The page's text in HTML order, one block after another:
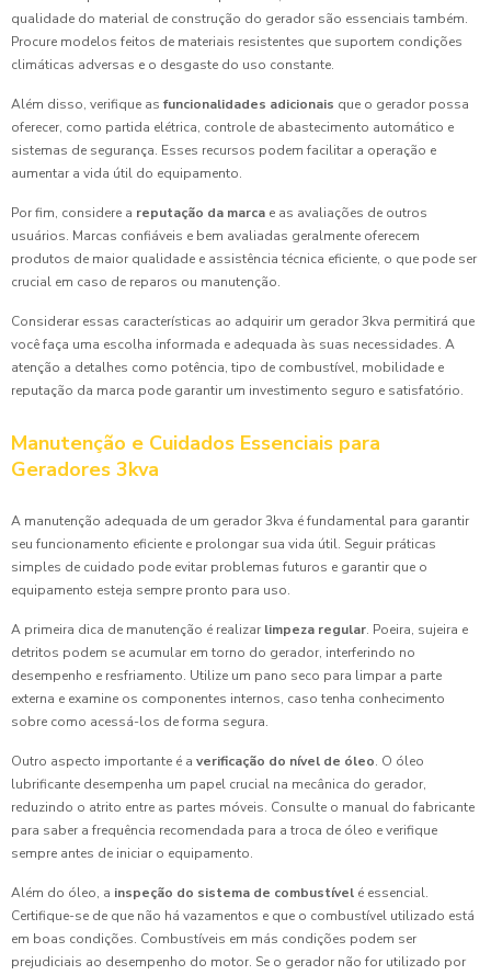
qualidade do material de construção do gerador são essenciais também.
Procure modelos feitos de materiais resistentes que suportem condições
climáticas adversas e o desgaste do uso constante.
Além disso, verifique as funcionalidades adicionais que o gerador possa
oferecer, como partida elétrica, controle de abastecimento automático e
sistemas de segurança. Esses recursos podem facilitar a operação e
aumentar a vida útil do equipamento.
Por fim, considere a reputação da marca e as avaliações de outros
usuários. Marcas confiáveis e bem avaliadas geralmente oferecem
produtos de maior qualidade e assistência técnica eficiente, o que pode ser
crucial em caso de reparos ou manutenção.
Considerar essas características ao adquirir um gerador 3kva permitirá que
você faça uma escolha informada e adequada às suas necessidades. A
atenção a detalhes como potência, tipo de combustível, mobilidade e
reputação da marca pode garantir um investimento seguro e satisfatório.
Manutenção e Cuidados Essenciais para
Geradores 3kva
A manutenção adequada de um gerador 3kva é fundamental para garantir
seu funcionamento eficiente e prolongar sua vida útil. Seguir práticas
simples de cuidado pode evitar problemas futuros e garantir que o
equipamento esteja sempre pronto para uso.
A primeira dica de manutenção é realizar limpeza regular. Poeira, sujeira e
detritos podem se acumular em torno do gerador, interferindo no
desempenho e resfriamento. Utilize um pano seco para limpar a parte
externa e examine os componentes internos, caso tenha conhecimento
sobre como acessá-los de forma segura.
Outro aspecto importante é a verificação do nível de óleo. O óleo
lubrificante desempenha um papel crucial na mecânica do gerador,
reduzindo o atrito entre as partes móveis. Consulte o manual do fabricante
para saber a frequência recomendada para a troca de óleo e verifique
sempre antes de iniciar o equipamento.
Além do óleo, a inspeção do sistema de combustível é essencial.
Certifique-se de que não há vazamentos e que o combustível utilizado está
em boas condições. Combustíveis em más condições podem ser
prejudiciais ao desempenho do motor. Se o gerador não for utilizado por